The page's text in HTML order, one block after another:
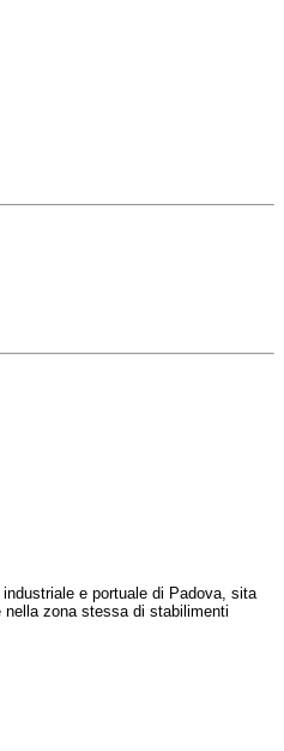
e portuale di Padova, sita
zona stessa di stabilimenti